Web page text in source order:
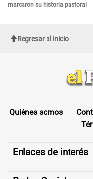
marcaron su historia pastoral
Regresar al inicio
Quiénes somos
Enlaces de interés